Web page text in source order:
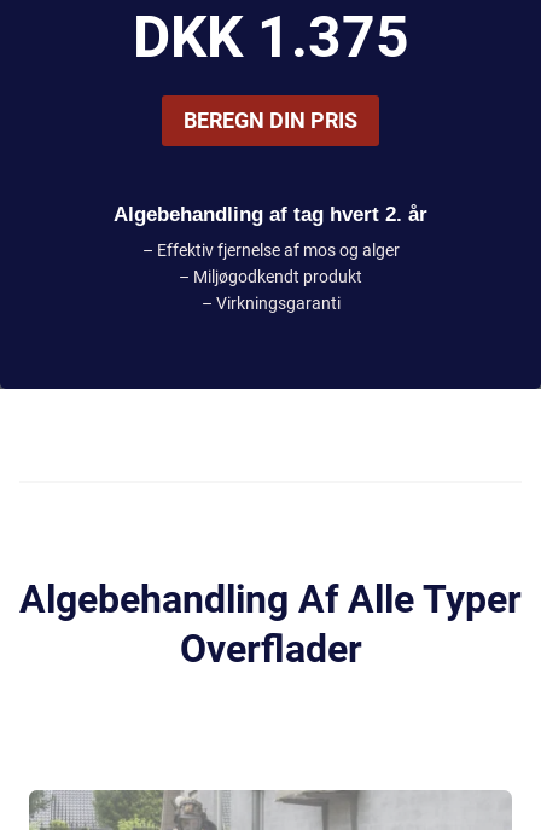
DKK 1.375
BEREGN DIN PRIS
Algebehandling af tag hvert 2. år
– Effektiv fjernelse af mos og alger
– Miljøgodkendt produkt
– Virkningsgaranti
Algebehandling Af Alle Typer
Overflader